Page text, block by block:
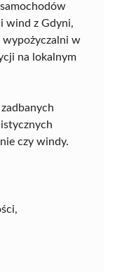
wind z Gdyni,
wypożyczalni w
na lokalnym
czy windy.